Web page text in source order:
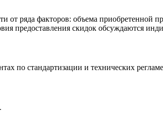
от ряда факторов: объема приобретенной
предоставления скидок обсуждаются
по стандартизации и технических